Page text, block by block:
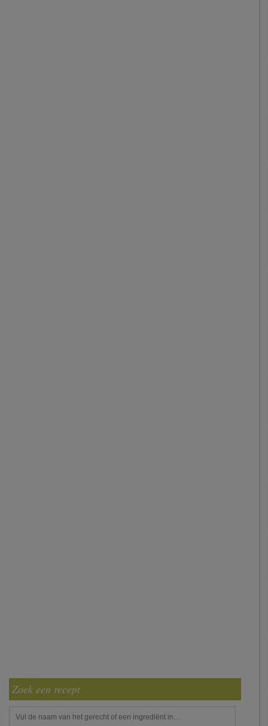
Zoek een recept